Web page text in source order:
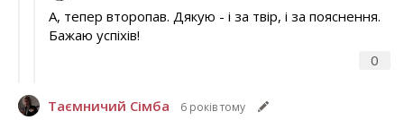
0
А, тепер второпав. Дякую - і за твір, і за пояснення.
Бажаю успіхів!
Таємничий Сімба 6 років тому